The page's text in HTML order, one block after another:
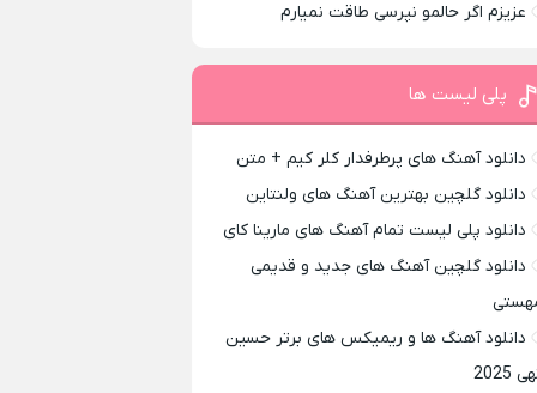
عزیزم اگر حالمو نپرسی طاقت نمیارم
پلی لیست ها
دانلود آهنگ های پرطرفدار کلر کیم + متن
دانلود گلچین بهترین آهنگ های ولنتاین
دانلود پلی لیست تمام آهنگ های مارینا کای
دانلود گلچین آهنگ های جدید و قدیمی
دانلود آهنگ ها و ریمیکس های برتر حسین
2025